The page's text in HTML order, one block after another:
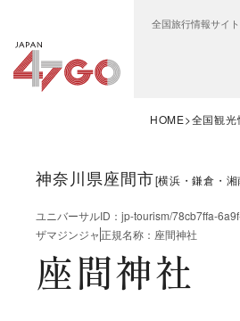
全国旅行情報サイ
HOME 全国観光
神奈川県座間市[横浜・鎌倉・湘
ユニバーサルID ： jp-tourism/78cb7ffa-
ザマジンジャ正規名称 ： 座間神社
座間神社